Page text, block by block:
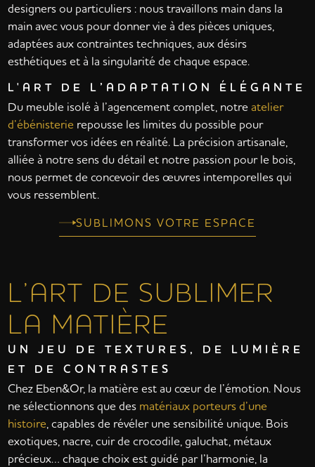
designers ou particuliers : nous travaillons main dans la
main avec vous pour donner vie à des pièces uniques,
adaptées aux contraintes techniques, aux désirs
esthétiques et à la singularité de chaque espace.
L'ART DE L’ADAPTATION ÉLÉGANTE
Du meuble isolé à l’agencement complet, notreatelier
d’ébénisterie repousse les limites du possible pour
transformer vos idées en réalité. La précision artisanale,
alliée à notre sens du détail et notre passion pour le bois,
nous permet de concevoir des œuvres intemporelles qui
vous ressemblent.
SUBLIMONS VOTRE ESPACE
L’ART DE SUBLIMER
LA MATIÈRE
UN JEU DE TEXTURES, DE LUMIÈRE
ET DE CONTRASTES
Chez Eben&Or, la matière est au cœur de l’émotion. Nous
ne sélectionnons que des matériaux porteurs d’une
histoire , capables de révéler une sensibilité unique. Bois
exotiques, nacre, cuir de crocodile, galuchat, métaux
précieux… chaque choix est guidé par l’harmonie, la